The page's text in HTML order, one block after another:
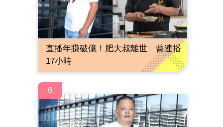
直播年賺破億！肥大叔離世 曾連播
17小時
6